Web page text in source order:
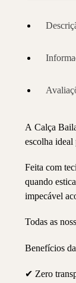
A Calça
escolha ideal
Feita com
quando
impecável
Todas as
Benefícios
✔ Zero